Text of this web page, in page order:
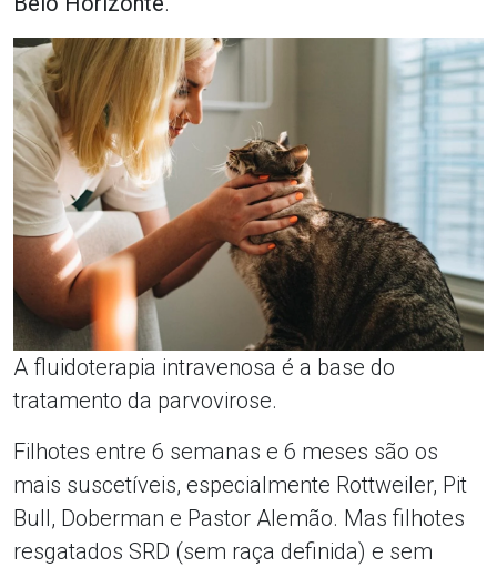
A fluidoterapia intravenosa é a base do
tratamento da parvovirose.
Filhotes entre 6 semanas e 6 meses são os
mais suscetíveis, especialmente Rottweiler, Pit
Bull, Doberman e Pastor Alemão. Mas filhotes
resgatados SRD (sem raça definida) e sem